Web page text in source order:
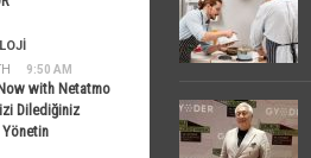
9:50 AM
with Netatmo
Dilediğiniz